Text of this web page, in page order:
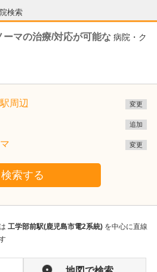
検索
マの治療/対応が可能な 病院・ク
周辺 変更
追加
変更
検索する
工学部前駅(鹿児島市電2系統) を中心に直線